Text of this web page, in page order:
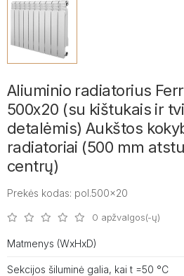
Aliuminio radiatorius
500x20 (su kištukais ir
detalėmis) Aukštos
radiatoriai (500 mm
centrų)
Prekės kodas: pol.500x20
0 apžvalgos(-ų)
Matmenys (WxHxD)
Sekcijos šiluminė galia, kai t =50 °C